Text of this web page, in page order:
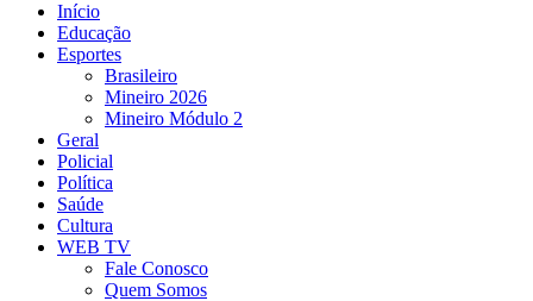
Início
Educação
Esportes
Brasileiro
Mineiro 2026
Mineiro Módulo 2
Geral
Policial
Política
Saúde
Cultura
WEB TV
Fale Conosco
Quem Somos